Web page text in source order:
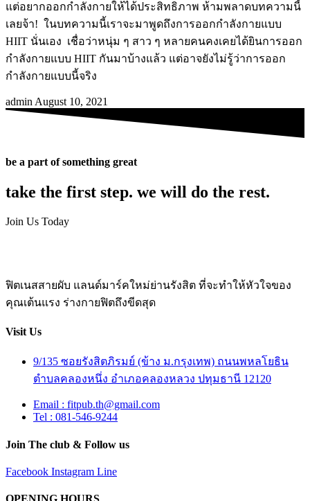
แต่อยากออกกำลังกายให้ได้ประสิทธิภาพ ห้ามพลาดบทความนี้
เลยจ้า! ในบทความนี้เราจะมาพูดถึงการออกกำลังกายแบบ
HIIT นั่นเอง เชื่อว่าหนุ่ม ๆ สาว ๆ หลายคนคงเคยได้ยินการออก
กำลังกายแบบ HIIT กันมาบ้างแล้ว แต่อาจยังไม่รู้ว่าการออก
กำลังกายแบบนี้จริง
admin August 10, 2021
be a part of something great
take the first step. we will do the rest.
Join Us Today
ฟิตเนสสายผับ แลนด์มาร์คใหม่ย่านรังสิต ที่จะทำให้หัวใจของ
คุณเต้นแรง ร่างกายฟิตถึงขีดสุด
Visit Us
9/135 ซอยรังสิตภิรมย์ (ข้าง ม.กรุงเทพ) ถนนพหลโยธิน
ตำบลคลองหนึ่ง อำเภอคลองหลวง ปทุมธานี 12120
Email : fitpub.th@gmail.com
Tel : 081-546-9244
Join The club & Follow us
Facebook Instagram Line